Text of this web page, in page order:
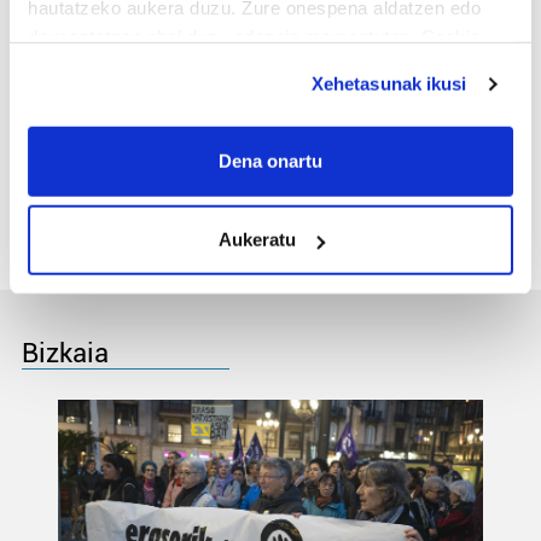
hautatzeko aukera duzu. Zure onespena aldatzen edo
If you allow, we would also like to:
Collect information about your geographical
Identify your device by actively scanning it for
specific characteristics (fingerprinting)
prozesatzen ditugu, zure IP zenbakia, besteak beste,
teknologia erabiliz, cookieak adibidez, iragarki eta eduki
pertsonalizatuak eskaintzeko, iragarkiak eta edukia
neurtzeko, jendeari buruzko informazioa biltzeko eta
Xehetasunak ikusi
Dena onartu
Aukeratu
Nekazal Azokan izena
kopurua igo du hondartza
Bizkaia